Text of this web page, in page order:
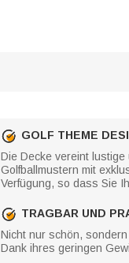
GOLF THEME
Die Decke vereint
Golfballmustern mit
Verfügung, so dass Sie
TRAGBAR UND
Nicht nur schön,
Dank ihres geringen